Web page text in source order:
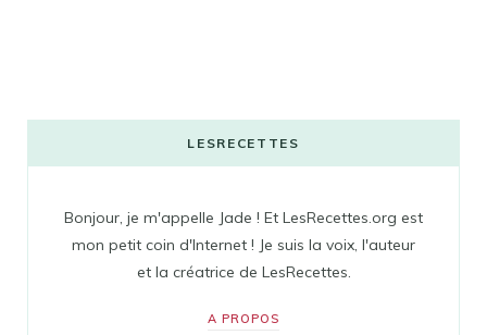
LESRECETTES
Bonjour, je m'appelle Jade ! Et LesRecettes.org est
mon petit coin d'Internet ! Je suis la voix, l'auteur
et la créatrice de LesRecettes.
A PROPOS